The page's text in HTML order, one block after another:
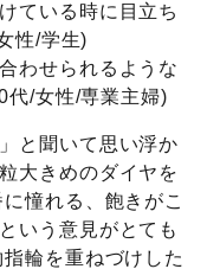
ている時に目立ち
性/学生)
わせられるような
代/女性/専業主婦)
と聞いて思い浮か
大きめのダイヤを
憧れる、飽きがこ
いう意見がとても
輪を重ねづけした